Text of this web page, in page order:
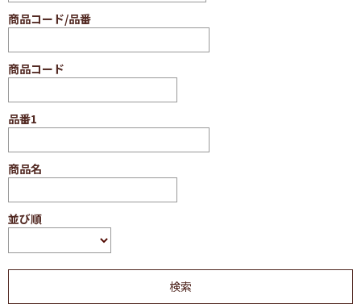
商品コード/品番
商品コード
品番1
商品名
並び順